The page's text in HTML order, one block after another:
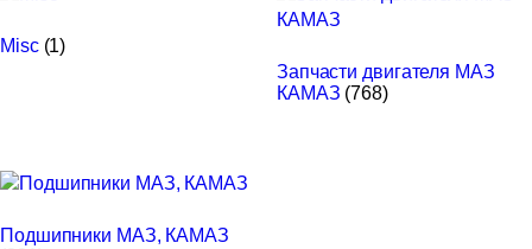
Misc (1)
Запчасти двигателя МАЗ
КАМАЗ (768)
Подшипники МАЗ, КАМАЗ